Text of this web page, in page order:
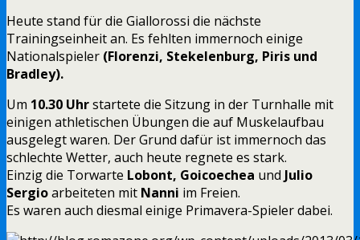
Heute stand für die Giallorossi die nächste
Trainingseinheit an. Es fehlten immernoch einige
Nationalspieler (Florenzi, Stekelenburg, Piris und
Bradley).
Um 10.30 Uhrstartete die Sitzung in der Turnhalle mit
einigen athletischen Übungen die auf Muskelaufbau
ausgelegt waren. Der Grund dafür ist immernoch das
schlechte Wetter, auch heute regnete es stark.
Einzig die Torwarte Lobont, Goicoechea und Julio
Sergioarbeiteten mit Nanni im Freien.
Es waren auch diesmal einige Primavera-Spieler dabei.